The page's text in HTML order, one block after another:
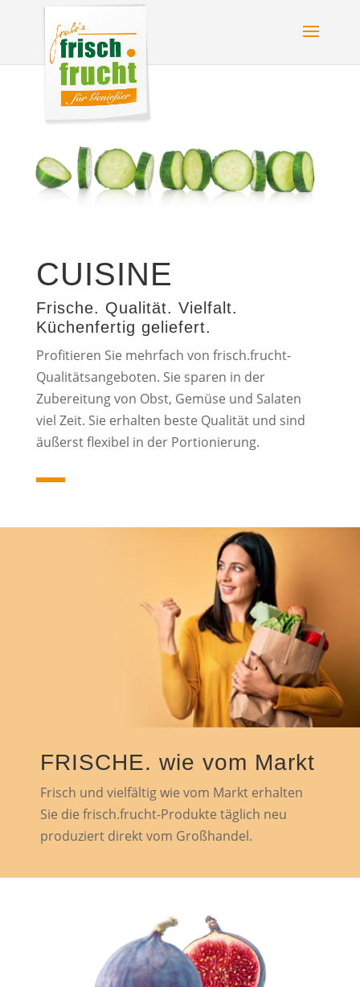
CUISINE
Frische. Qualität. Vielfalt.
Küchenfertig geliefert.
Profitieren Sie mehrfach von frisch.frucht-
Qualitätsangeboten. Sie sparen in der
Zubereitung von Obst, Gemüse und Salaten
viel Zeit. Sie erhalten beste Qualität und sind
äußerst flexibel in der Portionierung.
FRISCHE. wie vom Markt
Frisch und vielfältig wie vom Markt erhalten
Sie die frisch.frucht-Produkte täglich neu
produziert direkt vom Großhandel.